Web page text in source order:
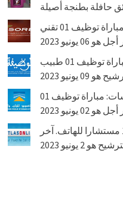
حافلة بطنجة أصيلة
الشركة الملكية لتشجيع الفرس: مباراة توظيف 01 تقني
2023
جماعة اكوراي – إقليم الحاجب: مباراة توظيف 01 طبيب
2023
المختبر العمومي للتجارب والدراسات: مباراة توظيف 01
أطلس أون لاين: مباراة توظيف 12 مستشارا للهاتف. آخر
هو 2 يونيو 2023